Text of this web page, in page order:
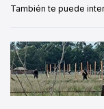
También te puede